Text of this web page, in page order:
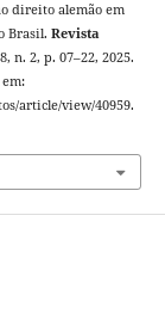
direito alemão em
Brasil. Revista
n. 2, p. 07–22, 2025.
em:
article/view/40959.